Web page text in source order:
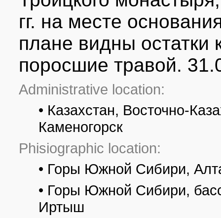
гг. на месте
плане видны остатки
поросшие травой.
Administrative location:
• Казахстан, Восточно-
Каменогорск
Phisiographic location:
• Горы Южной Сибири,
• Горы Южной Сибири,
Иртыш